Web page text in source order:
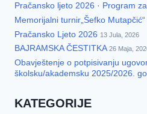
Pračansko ljeto 2026 · Program
Memorijalni turnir„Šefko Mutapčić“
Pračansko Ljeto 2026 13 Jula, 2026
BAJRAMSKA ČESTITKA 26 Maja,
Obavještenje o potpisivanju
školsku/akademsku 2025/2026.
KATEGORIJE